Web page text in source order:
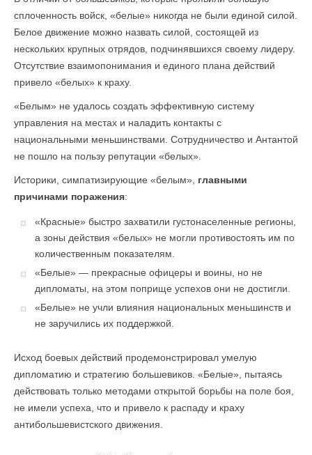
сплоченность войск, «белые» никогда не были единой силой.
Белое движение можно назвать силой, состоящей из
нескольких крупных отрядов, подчинявшихся своему лидеру.
Отсутствие взаимопонимания и единого плана действий
привело «белых» к краху.
«Белым» не удалось создать эффективную систему
управления на местах и наладить контакты с
национальными меньшинствами. Сотрудничество и Антантой
не пошло на пользу репутации «белых».
Историки, симпатизирующие «белым», главными
причинами поражения:
«Красные» быстро захватили густонаселенные регионы,
а зоны действия «белых» не могли противостоять им по
количественным показателям.
«Белые» — прекрасные офицеры и воины, но не
дипломаты, на этом поприще успехов они не достигли.
«Белые» не учли влияния национальных меньшинств и
не заручились их поддержкой.
Исход боевых действий продемонстрировал умелую
дипломатию и стратегию большевиков. «Белые», пытаясь
действовать только методами открытой борьбы на поле боя,
не имели успеха, что и привело к распаду и краху
антибольшевистского движения.